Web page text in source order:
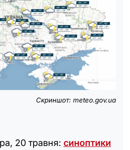
Скриншот: meteo.gov.ua
20 травня: синоптики